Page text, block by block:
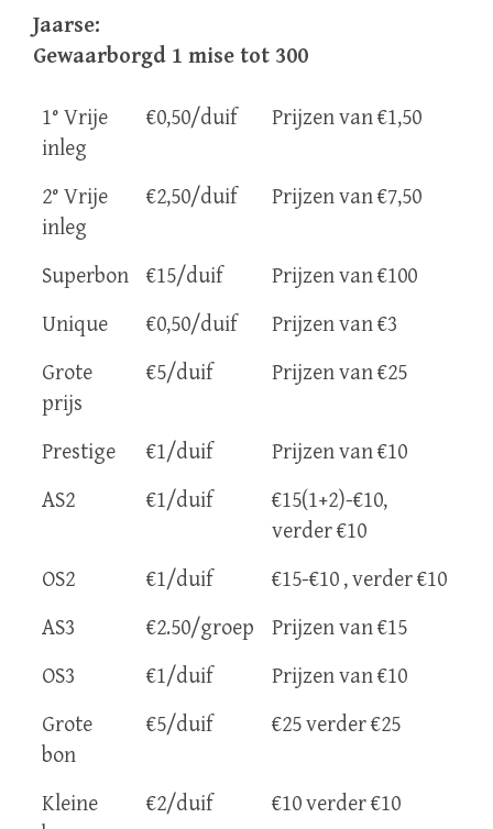
Jaarse:
Gewaarborgd 1 mise tot 300
1° Vrije
inleg
€0,50/duif Prijzen van €1,50
2° Vrije
inleg
€2,50/duif Prijzen van €7,50
Superbon €15/duif
Prijzen van €100
Unique
€0,50/duif
Prijzen van €3
Grote
prijs
€5/duif Prijzen van €25
Prestige €1/duif
Prijzen van €10
AS2
€1/duif
€15(1+2)-€10,
verder €10
OS2
€1/duif
€15-€10 , verder €10
AS3
€2.50/groep
Prijzen van €15
OS3
€1/duif
Prijzen van €10
Grote
bon
€5/duif €25 verder €25
Kleine
€2/duif €10 verder €10